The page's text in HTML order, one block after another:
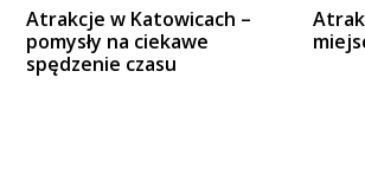
Atrakcje w Katowicach –
pomysły na ciekawe
spędzenie czasu